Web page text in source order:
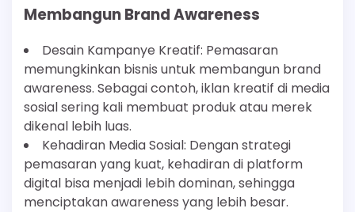
Membangun Brand Awareness
Desain Kampanye Kreatif: Pemasaran
memungkinkan bisnis untuk membangun brand
awareness. Sebagai contoh, iklan kreatif di media
sosial sering kali membuat produk atau merek
dikenal lebih luas.
Kehadiran Media Sosial: Dengan strategi
pemasaran yang kuat, kehadiran di platform
digital bisa menjadi lebih dominan, sehingga
menciptakan awareness yang lebih besar.